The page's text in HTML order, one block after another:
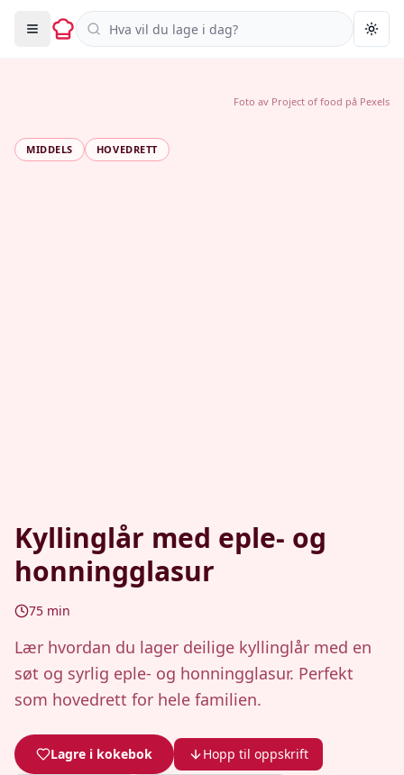
Søk i oppskrifter
MIDDELS HOVEDRETT
Kyllinglår med eple- og
honningglasur
75 min
Lær hvordan du lager deilige kyllinglår med en
søt og syrlig eple- og honningglasur. Perfekt
som hovedrett for hele familien.
Lagre i kokebok Hopp til oppskrift
Foto av Project of food på Pexels